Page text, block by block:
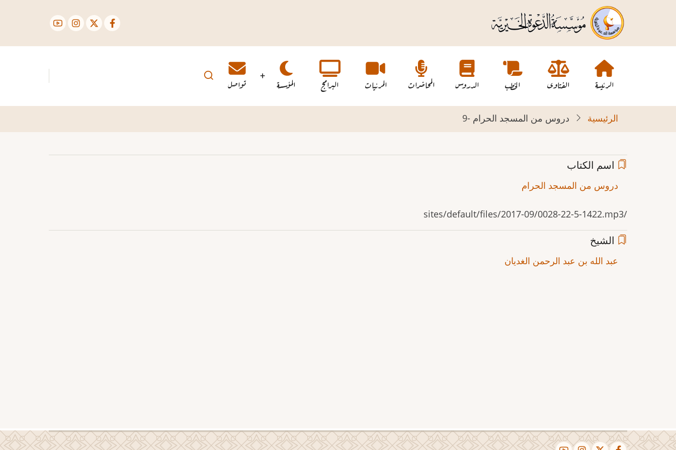
الرئيسي
Main
navigation
الرئيسة الفتاوى الخطب الدروس المحاضرات المرئيات البرامج المؤسسة تواصل
الرئيسية دروس من المسجد الحرام -9
اسم الكتاب
دروس من المسجد الحرام
/sites/default/files/2017-09/0028-22-5-1422.mp3
الشيخ
عبد الله بن عبد الرحمن الغديان